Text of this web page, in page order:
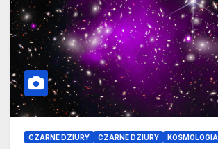
CZARNE DZIURY CZARNE DZIURY KOSMOLOGIA